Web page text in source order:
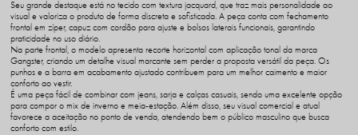
Seu grande destaque está no tecido com textura jacquard, que traz mais personalidade ao
visual e valoriza o produto de forma discreta e sofisticada. A peça conta com fechamento
frontal em zíper, capuz com cordão para ajuste e bolsos laterais funcionais, garantindo
praticidade no uso diário.
Na parte frontal, o modelo apresenta recorte horizontal com aplicação tonal da marca
Gangster, criando um detalhe visual marcante sem perder a proposta versátil da peça. Os
punhos e a barra em acabamento ajustado contribuem para um melhor caimento e maior
conforto ao vestir.
É uma peça fácil de combinar com jeans, sarja e calças casuais, sendo uma excelente opção
para compor o mix de inverno e meia-estação. Além disso, seu visual comercial e atual
favorece a aceitação no ponto de venda, atendendo bem o público masculino que busca
conforto com estilo.